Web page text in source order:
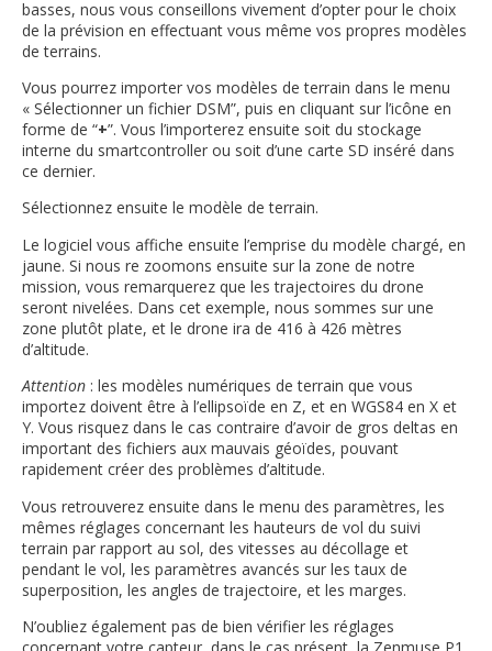
basses, nous vous conseillons vivement d’opter pour le choix
de la prévision en effectuant vous même vos propres modèles
de terrains.
Vous pourrez importer vos modèles de terrain dans le menu
« Sélectionner un fichier DSM”, puis en cliquant sur l’icône en
forme de “+”. Vous l’importerez ensuite soit du stockage
interne du smartcontroller ou soit d’une carte SD inséré dans
ce dernier.
Sélectionnez ensuite le modèle de terrain.
Le logiciel vous affiche ensuite l’emprise du modèle chargé, en
jaune. Si nous re zoomons ensuite sur la zone de notre
mission, vous remarquerez que les trajectoires du drone
seront nivelées. Dans cet exemple, nous sommes sur une
zone plutôt plate, et le drone ira de 416 à 426 mètres
d’altitude.
Attention : les modèles numériques de terrain que vous
importez doivent être à l’ellipsoïde en Z, et en WGS84 en X et
Y. Vous risquez dans le cas contraire d’avoir de gros deltas en
important des fichiers aux mauvais géoïdes, pouvant
rapidement créer des problèmes d’altitude.
Vous retrouverez ensuite dans le menu des paramètres, les
mêmes réglages concernant les hauteurs de vol du suivi
terrain par rapport au sol, des vitesses au décollage et
pendant le vol, les paramètres avancés sur les taux de
superposition, les angles de trajectoire, et les marges.
N’oubliez également pas de bien vérifier les réglages